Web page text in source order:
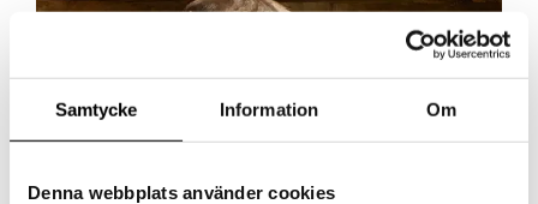
Samtycke Information Om
Denna webbplats använder cookies